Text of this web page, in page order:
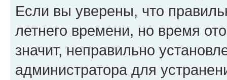
Если вы уверены, что
летнего времени, но время
значит, неправильно
администратора для